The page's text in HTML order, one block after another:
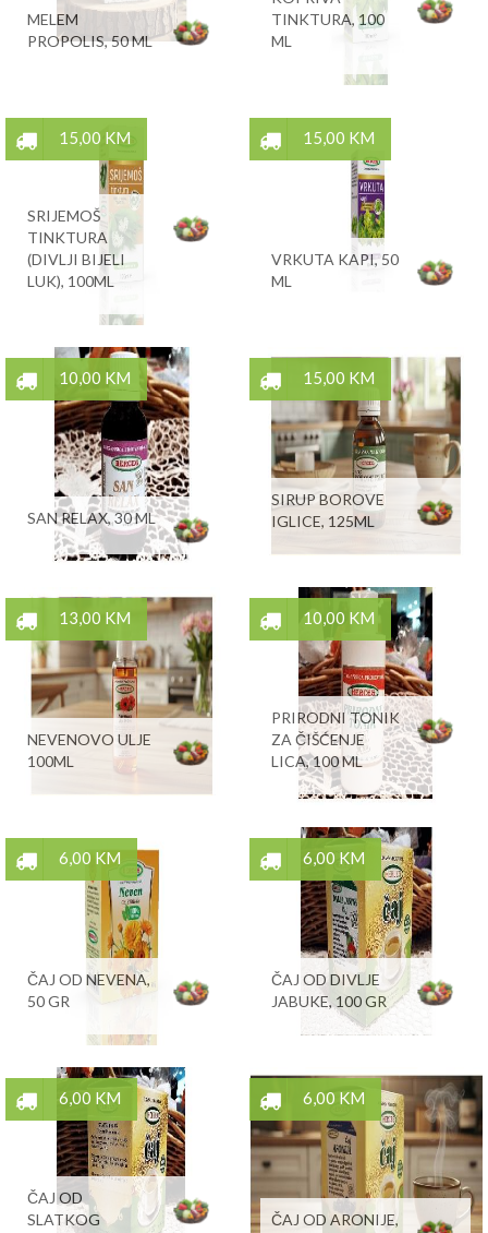
MELEM
PROPOLIS, 50 ML
TINKTURA, 100
ML
15,00 KM
SRIJEMOŠ
TINKTURA
(DIVLJI BIJELI
LUK), 100ML
15,00 KM
VRKUTA KAPI, 50
ML
10,00 KM
SAN RELAX, 30 ML
15,00 KM
SIRUP BOROVE
IGLICE, 125ML
13,00 KM
NEVENOVO ULJE
100ML
10,00 KM
PRIRODNI TONIK
ZA ČIŠĆENJE
LICA, 100 ML
6,00 KM
ČAJ OD NEVENA,
50 GR
6,00 KM
ČAJ OD DIVLJE
JABUKE, 100 GR
6,00 KM
ČAJ OD
SLATKOG
6,00 KM
ČAJ OD ARONIJE,